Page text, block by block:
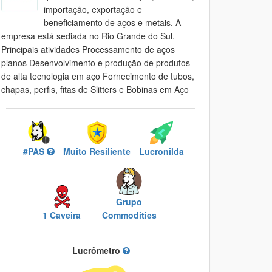
importação, exportação e
beneficiamento de aços e metais. A
empresa está sediada no Rio Grande do Sul.
Principais atividades Processamento de aços
planos Desenvolvimento e produção de produtos
de alta tecnologia em aço Fornecimento de tubos,
chapas, perfis, fitas de Slitters e Bobinas em Aço
#PAS Muito Resiliente Lucronilda
1 Caveira
Grupo
Commodities
Lucrômetro